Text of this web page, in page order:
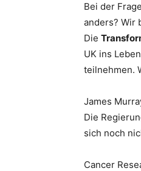
Bei der
anders? Wir
Die
UK ins
teilnehmen.
James
Die
sich noch
Cancer